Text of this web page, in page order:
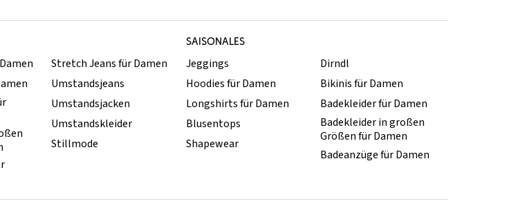
SAISONALES
Stretch Jeans für Damen
Umstandsjeans
Umstandsjacken
Umstandskleider
Stillmode
Jeggings
Hoodies für Damen
Longshirts für Damen
Blusentops
Shapewear
Dirndl
Bikinis für Damen
Badekleider für Damen
Badekleider in großen
Größen für Damen
Badeanzüge für Damen